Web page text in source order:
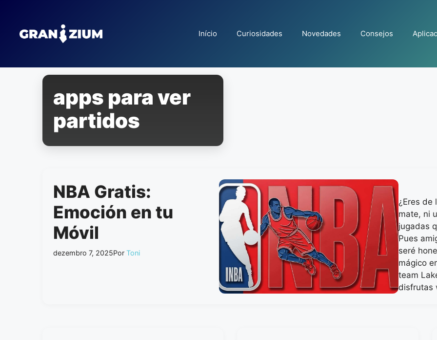
Início Curiosidades Novedades Consejos
apps para ver
partidos
NBA Gratis:
Emoción en tu
Móvil
dezembro 7, 2025Por Toni
¿Eres de
mate, ni
jugadas
Pues
seré
mágico
team
disfrutas